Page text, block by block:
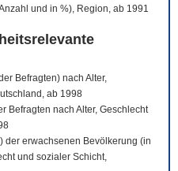
und in %), Region, ab 1991
Befragten) nach Alter,
ab 1998
Befragten nach Alter, Geschlecht
der erwachsenen Bevölkerung (in
und sozialer Schicht,